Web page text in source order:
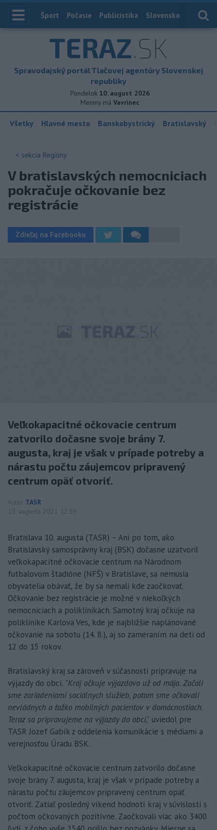
Index
Šport Počasie Publicistika Slovensko
TERAZ.SK
Spravodajský portál Tlačovej agentúry Slovenskej
republiky
Pondelok 10. august 2026
Meniny má Vavrinec
Všetky Hlavné mesto Banskobystrický Bratislavský
< sekcia Regióny
V bratislavských nemocniciach
pokračuje očkovanie bez
registrácie
Zdieľaj na Facebooku
Veľkokapacitné očkovacie centrum
zatvorilo dočasne svoje brány 7.
augusta, kraj je však v prípade potreby a
nárastu počtu záujemcov pripravený
centrum opäť otvoriť.
Autor TASR
10. augusta 2021 12:59
Bratislava 10. augusta (TASR) – Ani po tom, ako
Bratislavský samosprávny kraj (BSK) dočasne uzatvoril
veľkokapacitné očkovacie centrum na Národnom
futbalovom štadióne (NFŠ) v Bratislave, sa nemusia
obyvatelia obávať, že by sa nemali kde zaočkovať.
Očkovanie bez registrácie je možné v niekoľkých
nemocniciach a poliklinikách. Samotný kraj očkuje na
poliklinike Karlova Ves, kde je najbližšie naplánované
očkovanie na sobotu (14. 8.), aj so zameraním na deti od
12 do 15 rokov.
Bratislavský kraj sa zároveň v súčasnosti pripravuje na
výjazdy do obcí. "Kraj očkuje výjazdovo už od mája. Začali
sme zariadeniami sociálnych služieb, potom sme očkovali
nevládnych a ťažko mobilných pacientov v domácnostiach.
Teraz sa pripravujeme na výjazdy do obcí," uviedol pre
TASR Jozef Gabík z oddelenia komunikácie s médiami a
verejnosťou Úradu BSK.
Veľkokapacitné očkovacie centrum zatvorilo dočasne
svoje brány 7. augusta, kraj je však v prípade potreby a
nárastu počtu záujemcov pripravený centrum opäť
otvoriť. Zatiaľ posledný víkend hodnotí kraj v súvislosti s
počtom očkovaných pozitívne. Zaočkovali viac ako 3400